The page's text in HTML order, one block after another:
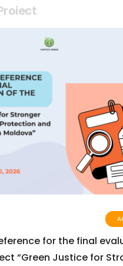
for the final
“Green Justice for